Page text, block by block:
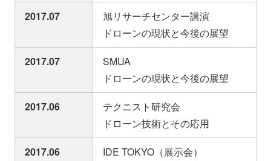
2017.07
旭リサーチセンター講演
ドローンの現状と今後の展望
2017.07
SMUA
ドローンの現状と今後の展望
2017.06
テクニスト研究会
ドローン技術とその応用
2017.06
IDE TOKYO（展示会）